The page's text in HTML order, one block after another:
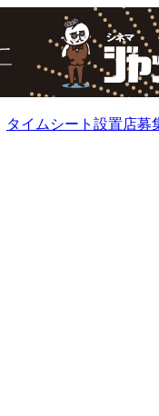
タイムシート設置店募